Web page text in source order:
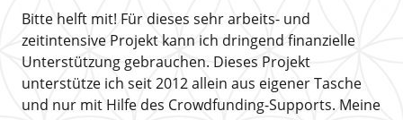
Bitte helft mit! Für dieses sehr arbeits- und
zeitintensive Projekt kann ich dringend finanzielle
Unterstützung gebrauchen. Dieses Projekt
unterstütze ich seit 2012 allein aus eigener Tasche
und nur mit Hilfe des Crowdfunding-Supports. Meine